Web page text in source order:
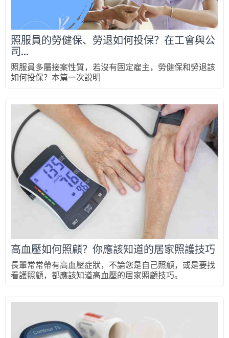
照服員的勞健保、勞退如何投保？在工會與公
司...
照服員多屬接案性質，若沒有固定雇主，勞健保和勞退該
如何投保？本篇一次說明
高血壓如何照顧？你應該知道的居家照護技巧
長輩常常帶有高血壓症狀，不論您是自己照顧，或是要找
看護照顧，都應該知道高血壓的居家照顧技巧。